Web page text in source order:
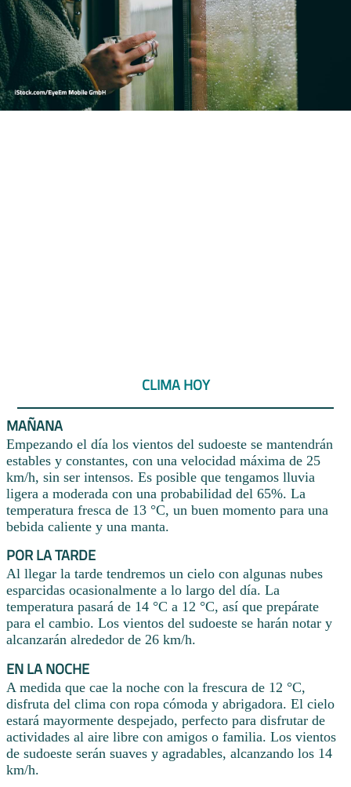
CLIMA HOY
MAÑANA
Empezando el día los vientos del sudoeste se mantendrán
estables y constantes, con una velocidad máxima de 25
km/h, sin ser intensos. Es posible que tengamos lluvia
ligera a moderada con una probabilidad del 65%. La
temperatura fresca de 13 °C, un buen momento para una
bebida caliente y una manta.
POR LA TARDE
Al llegar la tarde tendremos un cielo con algunas nubes
esparcidas ocasionalmente a lo largo del día. La
temperatura pasará de 14 °C a 12 °C, así que prepárate
para el cambio. Los vientos del sudoeste se harán notar y
alcanzarán alrededor de 26 km/h.
EN LA NOCHE
A medida que cae la noche con la frescura de 12 °C,
disfruta del clima con ropa cómoda y abrigadora. El cielo
estará mayormente despejado, perfecto para disfrutar de
actividades al aire libre con amigos o familia. Los vientos
de sudoeste serán suaves y agradables, alcanzando los 14
km/h.